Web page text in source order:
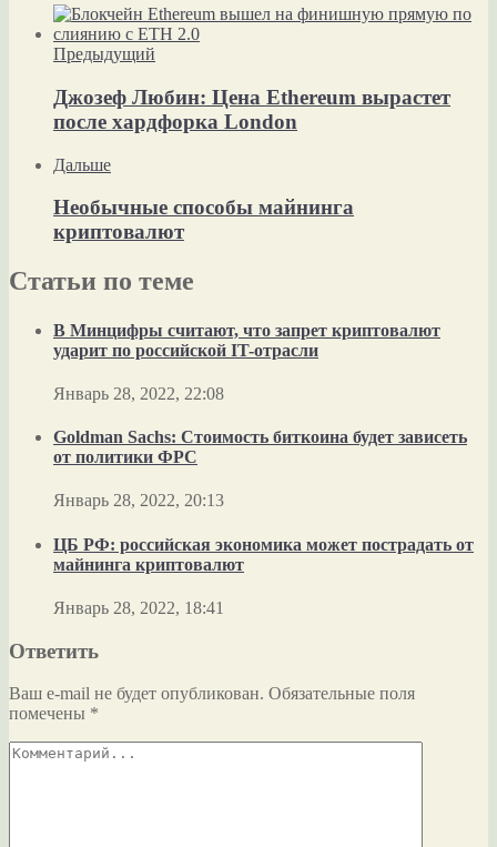
Предыдущий
Джозеф Любин: Цена Ethereum вырастет
после хардфорка London
Дальше
Необычные способы майнинга
криптовалют
Статьи по теме
В Минцифры считают, что запрет криптовалют
ударит по российской IT-отрасли
Январь 28, 2022, 22:08
Goldman Sachs: Стоимость биткоина будет зависеть
от политики ФРС
Январь 28, 2022, 20:13
ЦБ РФ: российская экономика может пострадать от
майнинга криптовалют
Январь 28, 2022, 18:41
Ответить
Ваш e-mail не будет опубликован. Обязательные поля
помечены *